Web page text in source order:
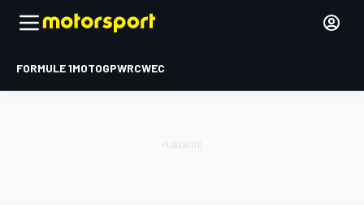
FORMULE 1MOTOGPWRCWEC